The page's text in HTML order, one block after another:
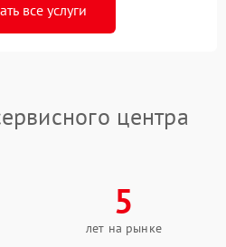
все услуги
центра
5
лет на рынке